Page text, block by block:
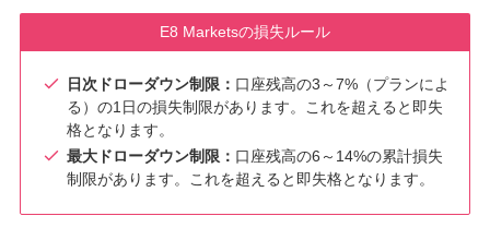
E8 Marketsの損失ルール
日次ドローダウン制限： 口座残高の3～7%（プランによ
る）の1日の損失制限があります。これを超えると即失
格となります。
最大ドローダウン制限： 口座残高の6～14%の累計損失
制限があります。これを超えると即失格となります。